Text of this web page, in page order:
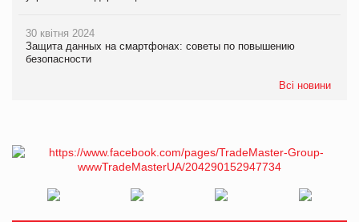
30 квітня 2024
Защита данных на смартфонах: советы по повышению
безопасности
Всі новини